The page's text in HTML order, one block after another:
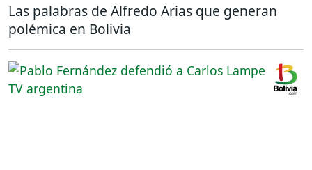
Las palabras de Alfredo Arias que generan
polémica en Bolivia